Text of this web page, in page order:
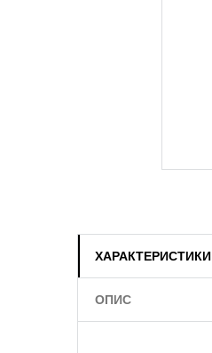
ХАРАКТЕРИСТИКИ
ОПИС